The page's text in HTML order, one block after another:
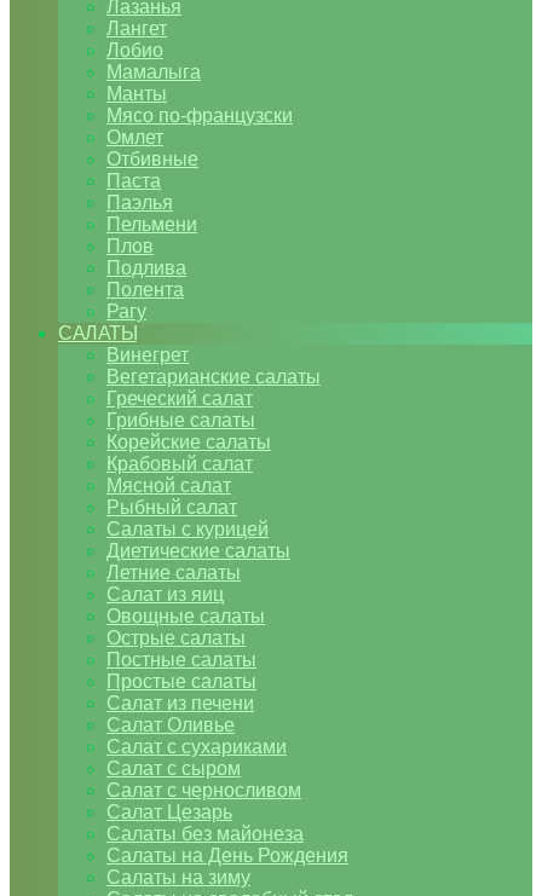
Лазанья
Лангет
Лобио
Мамалыга
Манты
Мясо по-французски
Омлет
Отбивные
Паста
Паэлья
Пельмени
Плов
Подлива
Полента
Рагу
САЛАТЫ
Винегрет
Вегетарианские салаты
Греческий салат
Грибные салаты
Корейские салаты
Крабовый салат
Мясной салат
Рыбный салат
Салаты с курицей
Диетические салаты
Летние салаты
Салат из яиц
Овощные салаты
Острые салаты
Постные салаты
Простые салаты
Салат из печени
Салат Оливье
Салат с сухариками
Салат с сыром
Салат с черносливом
Салат Цезарь
Салаты без майонеза
Салаты на День Рождения
Салаты на зиму